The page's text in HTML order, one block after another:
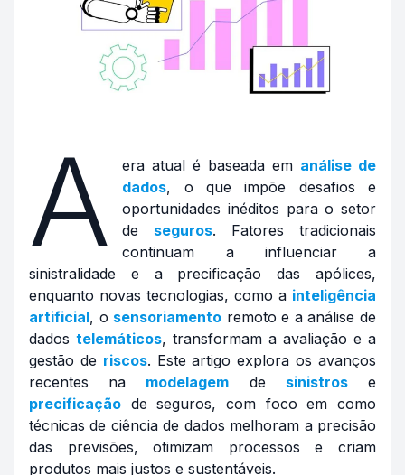
A era atual é baseada em análise de
dados, o que impõe desafios e
oportunidades inéditos para o setor
de seguros. Fatores tradicionais
continuam a influenciar a
sinistralidade e a precificação das apólices,
enquanto novas tecnologias, como a inteligência
artificial, o sensoriamento remoto e a análise de
dados telemáticos, transformam a avaliação e a
gestão de riscos. Este artigo explora os avanços
recentes na modelagem de sinistros
e
precificação de seguros, com foco em como
técnicas de ciência de dados melhoram a precisão
das previsões, otimizam processos e criam
produtos mais justos e sustentáveis.